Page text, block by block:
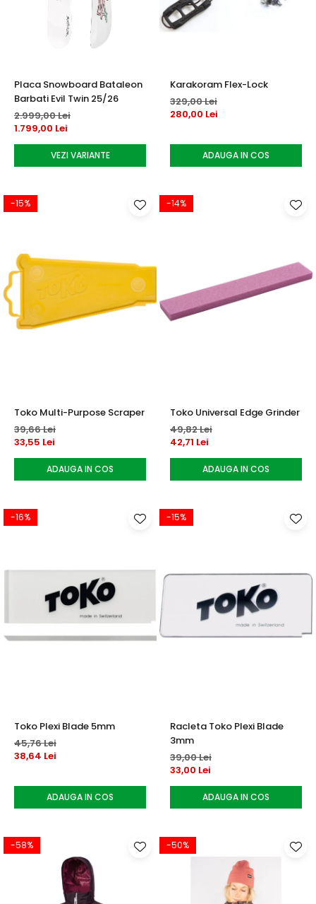
Accesorii tenis
Gripuri & overgripuri
Testeaza rachete
Placa Snowboard Bataleon
Barbati Evil Twin 25/26
2.999,00 Lei
1.799,00 Lei
VEZI VARIANTE
Karakoram Flex-Lock
329,00 Lei
280,00 Lei
ADAUGA IN COS
-15%
Toko Multi-Purpose Scraper
39,66 Lei
33,55 Lei
ADAUGA IN COS
-14%
Toko Universal Edge Grinder
49,82 Lei
42,71 Lei
ADAUGA IN COS
-16%
Toko Plexi Blade 5mm
45,76 Lei
38,64 Lei
ADAUGA IN COS
-15%
Racleta Toko Plexi Blade
3mm
39,00 Lei
33,00 Lei
ADAUGA IN COS
-58% -50%